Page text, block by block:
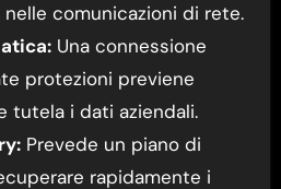
comunicazioni di rete.
Una connessione
protezioni previene
tutela i dati aziendali.
Prevede un piano di
rapidamente i